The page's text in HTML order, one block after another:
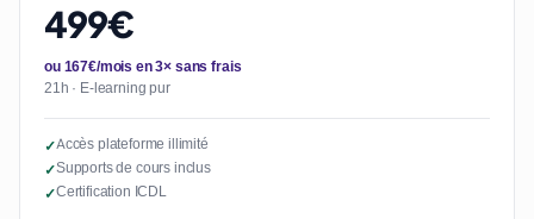
499€
ou 167€/mois en 3× sans frais
21h · E-learning pur
✓Accès plateforme illimité
✓Supports de cours inclus
✓Certification ICDL